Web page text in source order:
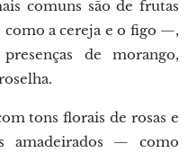
comuns são de frutas
a cereja e o figo —,
de morango,
tons florais de rosas e
amadeirados — como